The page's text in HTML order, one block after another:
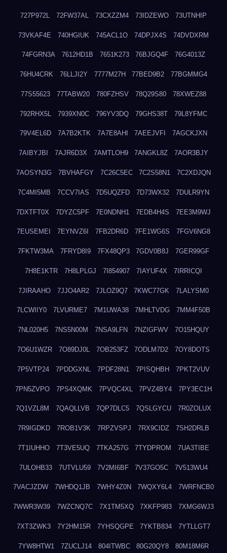
727P972L 72FW37AL 73CXZZM4 73IDZEWO 73UTNHIP
73VKAF4E 740HGIUK 745ACL1O 74DPJX4S 74DVDXRM
74FGRN3A 7612HD1B 7651K273 76BJGQ4F 76G4013Z
76HU4CRK 76LLJI2Y 7777M27H 77BED9B2 77BGMMG4
77S55623 77TABW20 780FZHSV 78Q29S80 78XWEZ88
792RHX5L 7939XN0C 796YV3DQ 79GHS38T 79L8YFMC
79V4EL6D 7A7B2KTK 7A7E8AHI 7AEEJVFI 7AGCKJXN
7AIBYJBI 7AJR6D3X 7AMTLOH9 7ANGKL8Z 7AOR3BJY
7AOSYN3G 7BVHAFGY 7C26C5EC 7C2S58N1 7C2XDJQN
7C4MI5MB 7CCV7IAS 7D5UQZFD 7D73WX32 7DULR9YN
7DXTFT0X 7DYZC5PF 7E0NDNH1 7EDB4H4S 7EE3M9WJ
7EUSEMEI 7EYNVZ6I 7FB2DR6D 7FE1WG6S 7FGV6NG8
7FKTW3MA 7FRYD8I9 7FX48QP3 7GDV0B8J 7GER99GF
7H8E1KTR 7H8LPLGJ 7I854907 7IAYUF4X 7IRRICQI
7JIRAAHO 7JJO4AR2 7JLOZ9Q7 7KWC77GK 7LALYSM0
7LCWIIY0 7LVURME7 7M1UWA38 7MHLTVDG 7MM4F50B
7NL020H5 7NS5N00M 7NSA9LFN 7NZIGFWV 7O15HQUY
7O6U1WZR 7O89DJ0L 7OB253FZ 7ODLM7D2 7OY8DOTS
7P5VTP24 7PDDGXNL 7PDF28N1 7PISQHBH 7PKT2VUV
7PN5ZVPO 7PS4XQMK 7PVQC4XL 7PVZ4BY4 7PY3EC1H
7Q1VZL8M 7QAQLLVB 7QP7DLC5 7QSLGYCU 7R0ZOLUX
7R9IGDKD 7ROB1V3K 7RPZVSPJ 7RX9CIDZ 7SH2DRLB
7T1IUHHO 7T3VE5UQ 7TKA257G 7TYDPROM 7UA3TIBE
7ULOHB33 7UTVLU59 7V2MI6BF 7V37GO5C 7V513WU4
7VACJZDW 7WHDQ1JB 7WHY4Z0N 7WQXY6L4 7WRFNCB0
7WWR3W39 7WZCNQ7C 7X1TM5XQ 7XKFP983 7XMG6WJ3
7XT3ZWK3 7Y2HM15R 7YHSQGPE 7YKTB834 7YTLLGT7
7YW8HTW1 7ZUCLJ14 804ITWBC 80G20QY8 80M18M6R